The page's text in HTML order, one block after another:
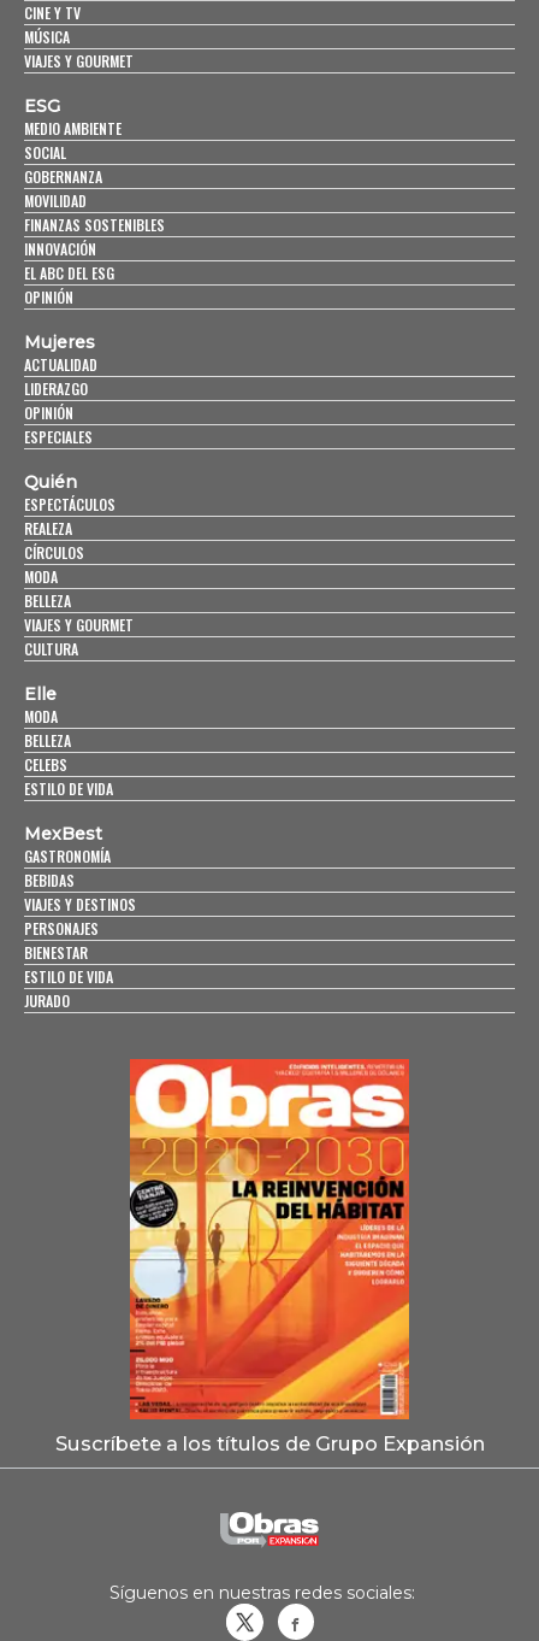
CINE Y TV
MÚSICA
VIAJES Y GOURMET
ESG
MEDIO AMBIENTE
SOCIAL
GOBERNANZA
MOVILIDAD
FINANZAS SOSTENIBLES
INNOVACIÓN
EL ABC DEL ESG
OPINIÓN
Mujeres
ACTUALIDAD
LIDERAZGO
OPINIÓN
ESPECIALES
Quién
ESPECTÁCULOS
REALEZA
CÍRCULOS
MODA
BELLEZA
VIAJES Y GOURMET
CULTURA
Elle
MODA
BELLEZA
CELEBS
ESTILO DE VIDA
MexBest
GASTRONOMÍA
BEBIDAS
VIAJES Y DESTINOS
PERSONAJES
BIENESTAR
ESTILO DE VIDA
JURADO
Suscríbete a los títulos de Grupo Expansión
Síguenos en nuestras redes sociales: